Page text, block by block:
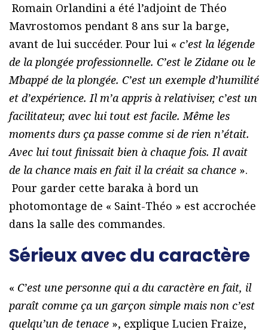
Romain Orlandini a été l’adjoint de Théo
Mavrostomos pendant 8 ans sur la barge,
avant de lui succéder. Pour lui « c’est la légende
de la plongée professionnelle. C’est le Zidane ou le
Mbappé de la plongée. C’est un exemple d’humilité
et d’expérience. Il m’a appris à relativiser, c’est un
facilitateur, avec lui tout est facile. Même les
moments durs ça passe comme si de rien n’était.
Avec lui tout finissait bien à chaque fois. Il avait
de la chance mais en fait il la créait sa chance ».
Pour garder cette baraka à bord un
photomontage de « Saint-Théo » est accrochée
dans la salle des commandes.
Sérieux avec du caractère
« C’est une personne qui a du caractère en fait, il
paraît comme ça un garçon simple mais non c’est
quelqu’un de tenace », explique Lucien Fraize,